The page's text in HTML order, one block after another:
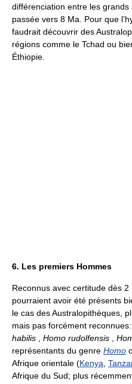
différenciation entre les
passée vers 8 Ma. Pour que
faudrait découvrir des
régions comme le Tchad ou
Éthiopie.
6. Les premiers Hommes
Reconnus avec certitude dès
pourraient avoir été présents
le cas des Australopithèques,
mais pas forcément reconnues:
habilis
Homo rudolfensis
représentants du genre Homo
Afrique orientale (Kenya
Afrique du Sud; plus